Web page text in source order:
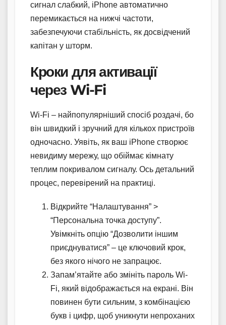
сигнал слабкий, iPhone автоматично
перемикається на нижчі частоти,
забезпечуючи стабільність, як досвідчений
капітан у шторм.
Кроки для активації
через Wi-Fi
Wi-Fi – найпопулярніший спосіб роздачі, бо
він швидкий і зручний для кількох пристроїв
одночасно. Уявіть, як ваш iPhone створює
невидиму мережу, що обіймає кімнату
теплим покривалом сигналу. Ось детальний
процес, перевірений на практиці.
Відкрийте “Налаштування” >
“Персональна точка доступу”.
Увімкніть опцію “Дозволити іншим
приєднуватися” – це ключовий крок,
без якого нічого не запрацює.
Запам’ятайте або змініть пароль Wi-
Fi, який відображається на екрані. Він
повинен бути сильним, з комбінацією
букв і цифр, щоб уникнути непроханих